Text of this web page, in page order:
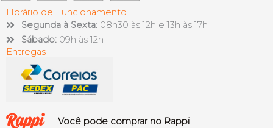
Horário de Funcionamento
Segunda à Sexta: 08h30 às 12h e 13h às 17h
Sábado: 09h às 12h
Entregas
Você pode comprar no Rappi